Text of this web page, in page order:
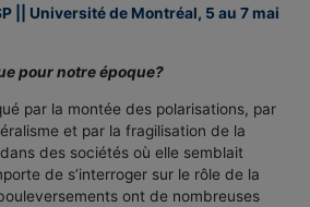
|| Université de Montréal, 5 au 7 mai
pour notre époque?
par la montée des polarisations, par
et par la fragilisation de la
des sociétés où elle semblait
de s’interroger sur le rôle de la
ont de nombreuses